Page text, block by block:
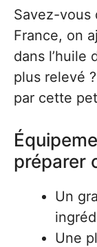
Savez-vous
France, on
dans l’huile
plus relevé
par cette
préparer
Un
Une